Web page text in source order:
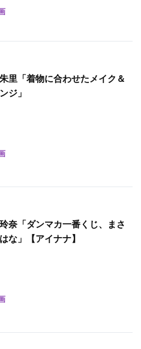
里「着物に合わせたメイク＆
ジ」
奈「ダンマカ一番くじ、まさ
な」【アイナナ】